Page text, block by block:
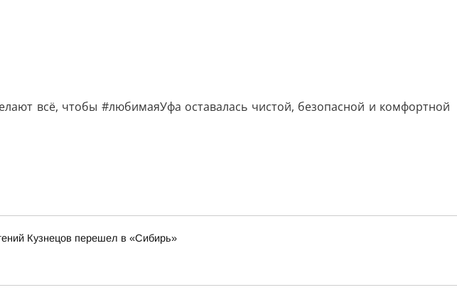
всё, чтобы #любимаяУфа оставалась чистой, безопасной и комфортной
Кузнецов перешел в «Сибирь»